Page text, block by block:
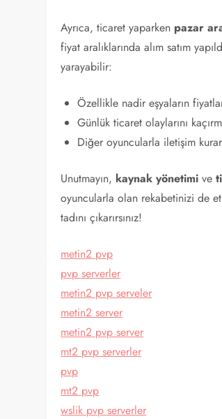
Ayrıca, ticaret yaparken pazar
fiyat aralıklarında alım satım
yarayabilir:
Özellikle nadir eşyaların
Günlük ticaret olaylarını
Diğer oyuncularla iletişim
Unutmayın, kaynak yönetimi ve
oyuncularla olan rekabetinizi de
tadını çıkarırsınız!
metin2 pvp
pvp serverler
metin2 pvp serveler
metin2 server
metin2 pvp server
mt2 pvp serverler
pvp
mt2 pvp
wslik pvp serverler